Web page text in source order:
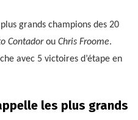
grands champions des 20
Contadorou Chris Froome.
avec 5 victoires d’étape en
les plus grands